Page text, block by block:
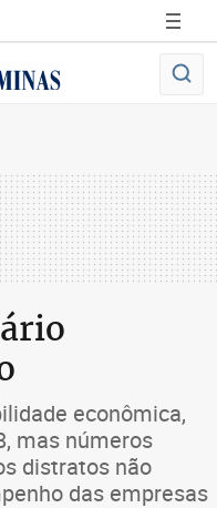
econômica,
mas números
distratos não
das empresas